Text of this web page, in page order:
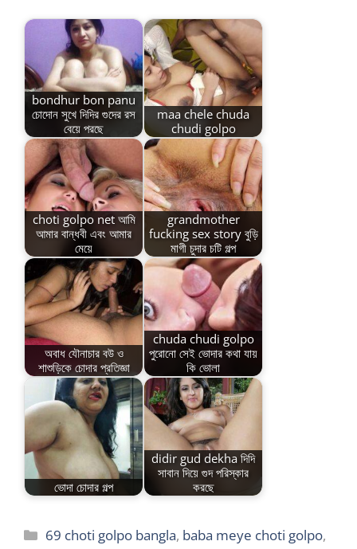
bondhur bon panu
চোদোন সুখে দিদির গুদের রস
বেয়ে পরছে
maa chele chuda
chudi golpo
choti golpo net আমি
আমার বান্ধবী এবং আমার
মেয়ে
grandmother
fucking sex story বুড়ি
মাগী চুদার চটি গল্প
অবাধ যৌনাচার বউ ও
শাশুড়িকে চোদার প্রতিজ্ঞা
chuda chudi golpo
পুরোনো সেই ভোদার কথা যায়
কি ভোলা
ভোদা চোদার গল্প
didir gud dekha দিদি
সাবান দিয়ে গুদ পরিস্কার
করছে
Categories
69 choti golpo bangla, baba meye choti golpo,